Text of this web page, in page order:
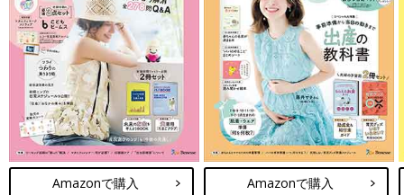
Amazonで購入 Amazonで購入